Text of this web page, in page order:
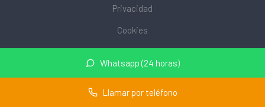
Whatsapp (24 horas)
Llamar por teléfono
Privacidad
Cookies
© 2026 mobiliarioescolar.site · Web de mobiliario escolar cerca